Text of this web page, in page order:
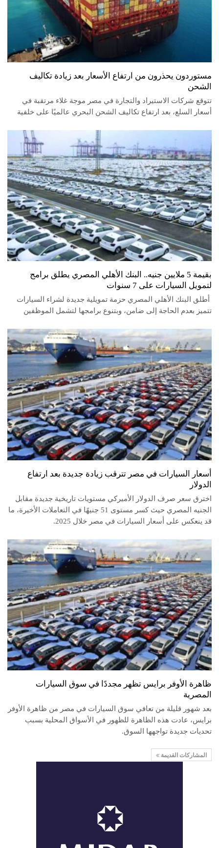
مستوردون يحذرون من ارتفاع الأسعار بعد زيادة تكاليف
الشحن
تتوقع شركات الاستيراد والتجارة في مصر موجة غلاء مرتقبة في
أسعار السلع، بعد ارتفاع تكاليف الشحن البحري عالميًا على خلفية
بقيمة 5 ملايين جنيه.. البنك الأهلي المصري يطلق برامج
لتمويل السيارات على 7 سنوات
أطلق البنك الأهلي المصري حزمة تمويلية جديدة لشراء السيارات
تتميز بعدم الحاجة إلى ضامن، وبتنوع برامجها لتشمل الموظفين
أسعار السيارات في مصر تترقب زيادة جديدة بعد ارتفاع
الدولار
اخترق سعر صرف الدولار الأميركي مستويات تاريخية جديدة مقابل
الجنيه المصري حيث كسر مستوى 51 جنيهًا في التعاملات الأخيرة، ما
قد ينعكس على أسعار السيارات في مصر خلال 2025.
ظاهرة الأوفر برايس تظهر مجددًا في سوق السيارات
المصرية
بعد شهور قليلة من تعافي سوق السيارات في مصر من ظاهرة الأوفر
برايس، عادت هذه الظاهرة للظهور في الأسواق المحلية بسبب
تحديات جديدة تواجهها السوق.
المشاركات القديمة